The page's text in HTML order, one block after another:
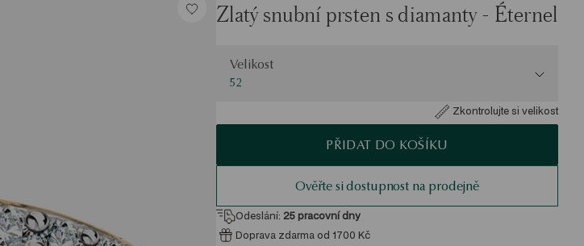
Zlatý snubní prsten s diamanty - Éternel
Velikost
52
Zkontrolujte si velikost
PŘIDAT DO KOŠÍKU
Ověřte si dostupnost na prodejně
Odeslání: 25 pracovní dny
Doprava zdarma od 1700 Kč